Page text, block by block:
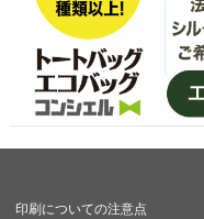
印刷についての注意点